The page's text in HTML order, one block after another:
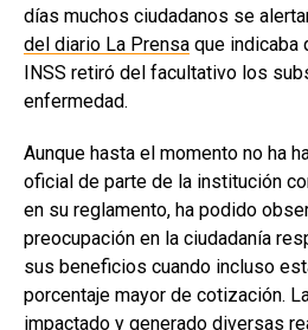
días muchos ciudadanos se
del diario La Prensa que indicaba
INSS retiró del facultativo los
enfermedad.
Aunque hasta el momento no ha
oficial de parte de la institución
en su reglamento, ha podido
preocupación en la ciudadanía
sus beneficios cuando incluso
porcentaje mayor de cotización.
impactado y generado diversas